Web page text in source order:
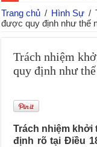
Trang chủ / Hình Sự /
được quy định như thế
Trách nhiệm
quy định như thế
Trách nhiệm
định rõ tại Điều